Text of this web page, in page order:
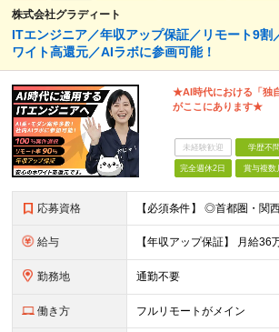
株式会社グラディート
ITエンジニア／年収アップ保証／リモート9割
ワイト高還元／AIラボに参画可能！
★AI時代における「独
がここにあります★
未経験歓迎 学歴不問
完全週休2日 賞与複数
応募資格
給与
勤務地 通勤不要
働き方 フルリモートがメイン